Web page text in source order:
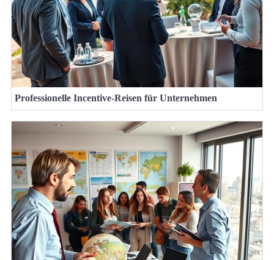
Professionelle Incentive-Reisen für Unternehmen